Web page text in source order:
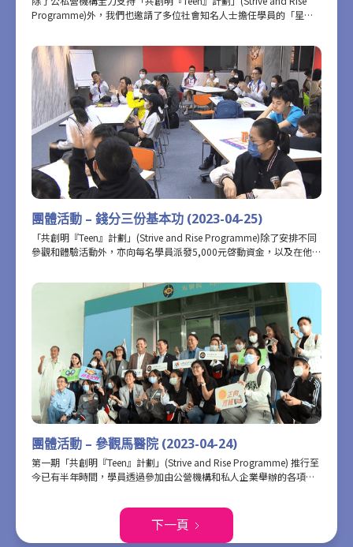
Programme)外，我們也邀請了多位社會知名人士擔任學員的「星級
理指揮兼香港青少年中樂團常任指揮胡栢端先生，與學員分享他的成
長經歷和克服困難和挑戰的經驗，勉勵學員挑戰自我、奮發向上。
團體活動 – 錢分三份基本功 (2023-04-25)
「共創明『Teen』計劃」(Strive and Rise Programme)除了安排不同
參觀和體驗活動外，亦向每名學員派發5,000元啓動資金，以及在他們
學的理財知識。我們與財商教育學院合作，透過講座、小遊戲等方
式，教導學員培養正確的金錢價值觀，及健康財務生活方式，令他們
能夠建立良好的生活規劃之道及理財品格。
團體活動 – 參觀馬醫院 (2023-04-24)
第一期「共創明『Teen』計劃」(Strive and Rise Programme) 推行至
今已有半年時間，學員透過參加由公營機構和私人企業舉辦的各項參
過接觸不同行業，擴濶自己的視野，增加自己的知識面，並且了解不
同職業的挑戰和機遇，進一步激發自己的創造力和求知慾，更好地準
備面對未來的挑戰。 學員和友師早前參觀了位於沙田馬場的馬醫院，
下一頁